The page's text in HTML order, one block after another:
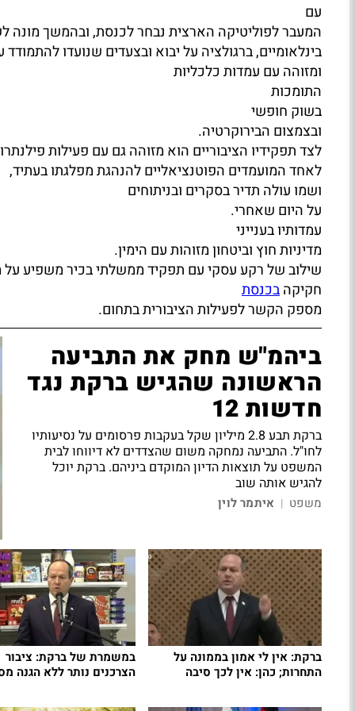
עם
המעבר לפוליטיקה הארצית נבחר לכנסת, ובהמשך מונה
בינלאומיים, ברגולציה על יבוא ובצעדים שנועדו
ומזוהה עם עמדות כלכליות
התומכות
בשוק חופשי
ובצמצום הבירוקרטיה.
לצד תפקידיו הציבוריים הוא מזוהה גם עם פעילות
לאחד המועמדים הפוטנציאליים להנהגת מפלגתו בעתיד,
ושמו עולה תדיר בסקרים ובניתוחים
על היום שאחרי.
עמדותיו בענייני
מדיניות חוץ וביטחון מזוהות עם הימין.
שילוב של רקע עסקי עם תפקיד ממשלתי בכיר משפיע על
חקיקהבכנסת
מספק הקשר לפעילות הציבורית בתחום.
ביהמ"ש מחק את התביעה
הראשונה שהגיש ברקת נגד
חדשות 12
ברקת תבע 2.8 מיליון שקל בעקבות פרסומים על נסיעותיו
לחו"ל. התביעה נמחקה משום שהצדדים לא דיווחו לבית
המשפט על תוצאות הדיון המוקדם ביניהם. ברקת יוכל
להגיש אותה שוב
משפט | איתמר לוין
ברקת: אין לי אמון בממונה על
התחרות; כהן: אין לכך סיבה
במשמרת של ברקת: ציבור
הצרכנים נותר ללא הגנה